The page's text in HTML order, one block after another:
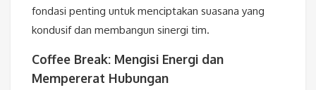
fondasi penting untuk menciptakan suasana yang
kondusif dan membangun sinergi tim.
Coffee Break: Mengisi Energi dan
Mempererat Hubungan